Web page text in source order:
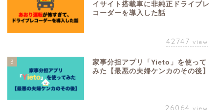
イサイト搭載車に非純正ドライブレ
コーダーを導入した話
42747 view
3
家事分担アプリ「Yieto」を使って
みた【最悪の夫婦ケンカのその後】
26064 view